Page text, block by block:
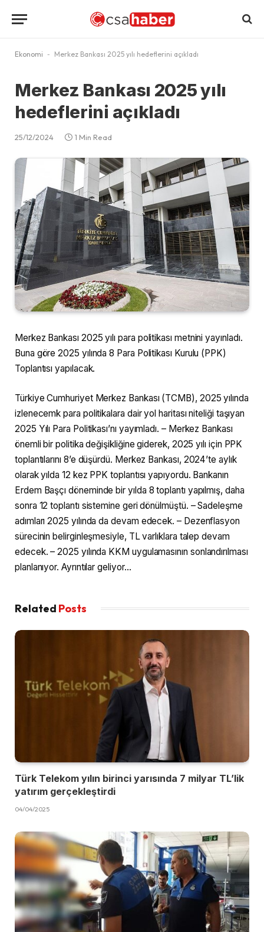
Ekonomi - Merkez Bankası 2025 yılı hedeflerini açıkladı
Merkez Bankası 2025 yılı
hedeflerini açıkladı
25/12/2024 1 Min Read
Merkez Bankası 2025 yılı para politikası metnini yayınladı.
Buna göre 2025 yılında 8 Para Politikası Kurulu (PPK)
Toplantısı yapılacak.
Türkiye Cumhuriyet Merkez Bankası (TCMB), 2025 yılında
izlenecemk para politikalara dair yol haritası niteliği taşıyan
2025 Yılı Para Politikası’nı yayımladı. – Merkez Bankası
önemli bir politika değişikliğine giderek, 2025 yılı için PPK
toplantılarını 8’e düşürdü. Merkez Bankası, 2024’te aylık
olarak yılda 12 kez PPK toplantısı yapıyordu. Bankanın
Erdem Başçı döneminde bir yılda 8 toplantı yapılmış, daha
sonra 12 toplantı sistemine geri dönülmüştü. – Sadeleşme
adımları 2025 yılında da devam edecek. – Dezenflasyon
sürecinin belirginleşmesiyle, TL varlıklara talep devam
edecek. – 2025 yılında KKM uygulamasının sonlandırılması
planlanıyor. Ayrıntılar geliyor…
Related Posts
Türk Telekom yılın birinci yarısında 7 milyar TL’lik
yatırım gerçekleştirdi
04/04/2025